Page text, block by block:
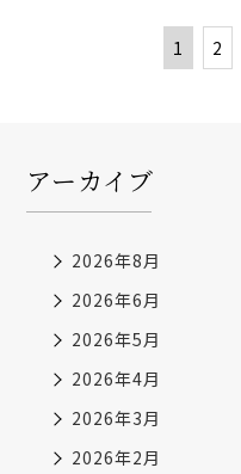
1 2
アーカイブ
2026年8月
2026年6月
2026年5月
2026年4月
2026年3月
2026年2月